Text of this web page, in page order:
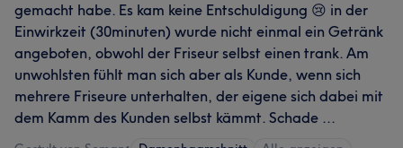
gemacht habe. Es kam keine Entschuldigung 😢 in der
Einwirkzeit (30minuten) wurde nicht einmal ein Getränk
angeboten, obwohl der Friseur selbst einen trank. Am
unwohlsten fühlt man sich aber als Kunde, wenn sich
mehrere Friseure unterhalten, der eigene sich dabei mit
dem Kamm des Kunden selbst kämmt. Schade ...